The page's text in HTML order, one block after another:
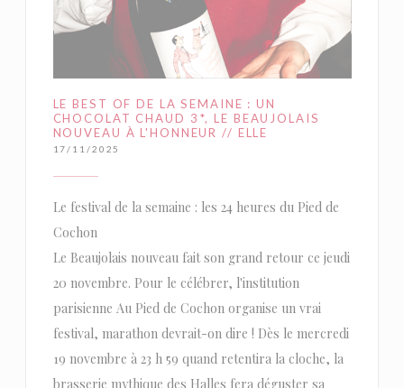
LE BEST OF DE LA SEMAINE : UN
CHOCOLAT CHAUD 3*, LE BEAUJOLAIS
NOUVEAU À L'HONNEUR // ELLE
17/11/2025
Le festival de la semaine : les 24 heures du Pied de
Cochon
Le Beaujolais nouveau fait son grand retour ce jeudi
20 novembre. Pour le célébrer, l'institution
parisienne Au Pied de Cochon organise un vrai
festival, marathon devrait-on dire ! Dès le mercredi
19 novembre à 23 h 59 quand retentira la cloche, la
brasserie mythique des Halles fera déguster sa